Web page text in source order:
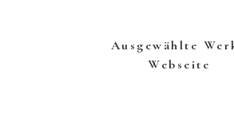
Ausgewählte
Webseite